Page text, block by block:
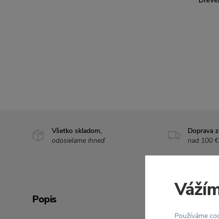
Všetko skladom,
odosielame ihneď
Doprava
nad 100 €
Popis
Používáme